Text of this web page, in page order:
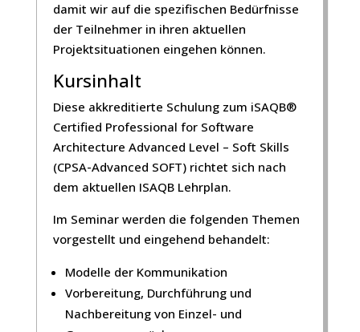
damit wir auf die spezifischen Bedürfnisse
der Teilnehmer in ihren aktuellen
Projektsituationen eingehen können.
Kursinhalt
Diese akkreditierte Schulung zum iSAQB®
Certified Professional for Software
Architecture Advanced Level – Soft Skills
(CPSA-Advanced SOFT) richtet sich nach
dem aktuellen ISAQB Lehrplan.
Im Seminar werden die folgenden Themen
vorgestellt und eingehend behandelt:
Modelle der Kommunikation
Vorbereitung, Durchführung und
Nachbereitung von Einzel- und